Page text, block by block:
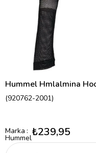
Hummel Hmlalmina
(920762-2001)
Marka :
Hummel₺239,95